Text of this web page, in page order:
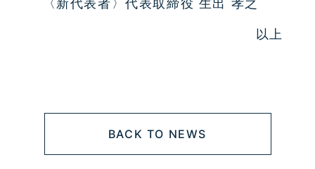
〈新代表者〉代表取締役 生出 孝之
以上
BACK TO NEWS